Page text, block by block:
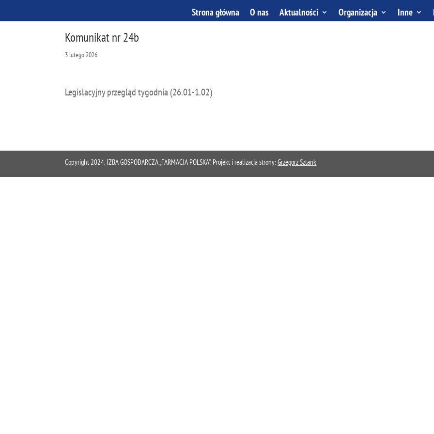
Strona główna O nas Aktualności Organizacja Inne
Komunikat nr 24b
3 lutego 2026
Legislacyjny przegląd tygodnia (26.01-1.02)
Copyright 2024. IZBA GOSPODARCZA „FARMACJA POLSKA”. Projekt i realizacja strony:Grzegorz Sztank